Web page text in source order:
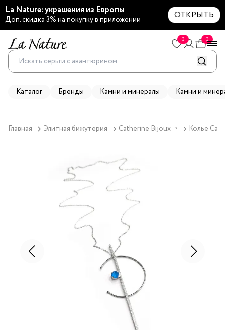
La Nature: украшения из Европы
Доп. скидка 3% на покупку в приложении ОТКРЫТЬ
0 0
Каталог Бренды Камни и минералы Камни и
Главная Элитная бижутерия Catherine Bijoux ▼ Колье